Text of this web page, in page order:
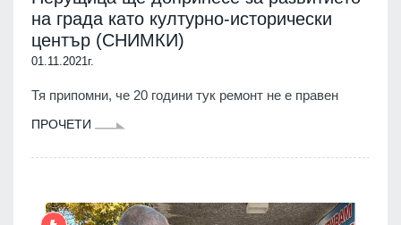
на града като културно-исторически
център (СНИМКИ)
01.11.2021г.
Тя припомни, че 20 години тук ремонт не е правен
ПРОЧЕТИ